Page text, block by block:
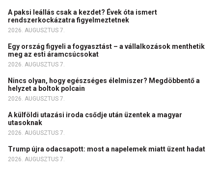
A paksi leállás csak a kezdet? Évek óta ismert
rendszerkockázatra figyelmeztetnek
2026. AUGUSZTUS 7.
Egy ország figyeli a fogyasztást – a vállalkozások menthetik
meg az esti áramcsúcsokat
2026. AUGUSZTUS 7.
Nincs olyan, hogy egészséges élelmiszer? Megdöbbentő a
helyzet a boltok polcain
2026. AUGUSZTUS 7.
A külföldi utazási iroda csődje után üzentek a magyar
utasoknak
2026. AUGUSZTUS 7.
Trump újra odacsapott: most a napelemek miatt üzent hadat
2026. AUGUSZTUS 7.